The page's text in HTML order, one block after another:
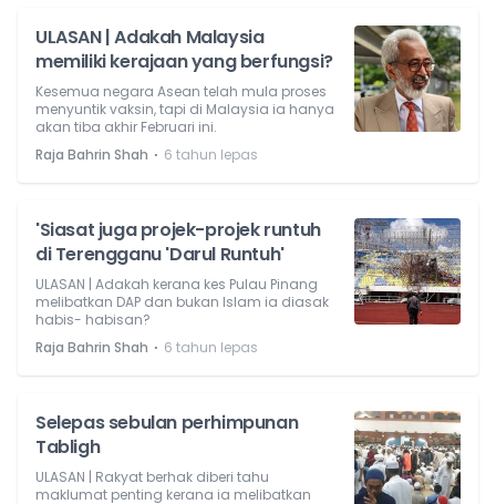
ULASAN | Adakah Malaysia
memiliki kerajaan yang berfungsi?
Kesemua negara Asean telah mula proses
menyuntik vaksin, tapi di Malaysia ia hanya
akan tiba akhir Februari ini.
Raja Bahrin Shah ⋅ 6 tahun lepas
'Siasat juga projek-projek runtuh
di Terengganu 'Darul Runtuh'
ULASAN | Adakah kerana kes Pulau Pinang
melibatkan DAP dan bukan Islam ia diasak
habis- habisan?
Raja Bahrin Shah ⋅ 6 tahun lepas
Selepas sebulan perhimpunan
Tabligh
ULASAN | Rakyat berhak diberi tahu
maklumat penting kerana ia melibatkan